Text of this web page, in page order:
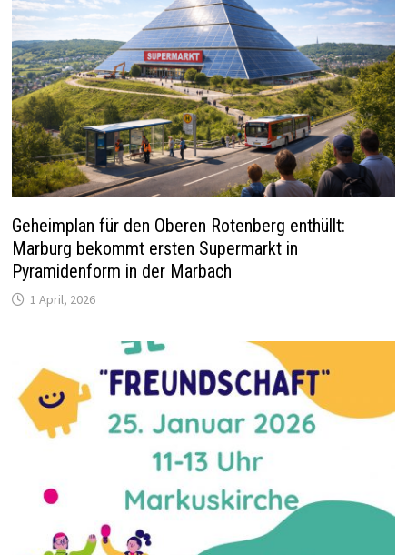
Geheimplan für den Oberen Rotenberg enthüllt:
Marburg bekommt ersten Supermarkt in
Pyramidenform in der Marbach
1 April, 2026